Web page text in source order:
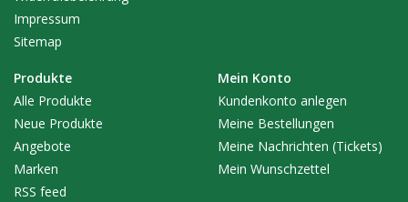
Impressum
Sitemap
Produkte
Alle Produkte
Neue Produkte
Angebote
Marken
RSS feed
Mein Konto
Kundenkonto anlegen
Meine Bestellungen
Meine Nachrichten (Tickets)
Mein Wunschzettel